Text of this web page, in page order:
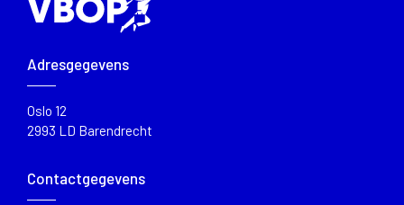
Adresgegevens
Oslo 12
2993 LD Barendrecht
Contactgegevens